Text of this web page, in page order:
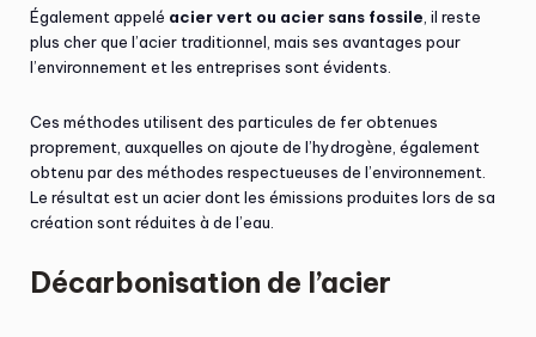
Également appelé acier vert ou acier sans fossile , il reste
plus cher que l’acier traditionnel, mais ses avantages pour
l’environnement et les entreprises sont évidents.
Ces méthodes utilisent des particules de fer obtenues
proprement, auxquelles on ajoute de l’hydrogène, également
obtenu par des méthodes respectueuses de l’environnement.
Le résultat est un acier dont les émissions produites lors de sa
création sont réduites à de l’eau.
Décarbonisation de l’acier